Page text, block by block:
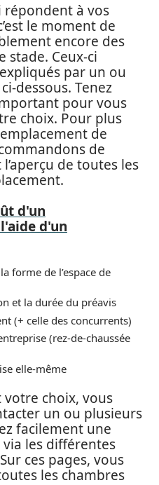
répondent à vos
le moment de
encore des
stade. Ceux-ci
par un ou
dessous. Tenez
pour vous
choix. Pour plus
de
de
de toutes les
d'un
d'un
forme de l’espace de
et la durée du préavis
(+ celle des concurrents)
(rez-de-chaussée
elle-même
votre choix, vous
un ou plusieurs
facilement une
les différentes
ces pages, vous
les chambres